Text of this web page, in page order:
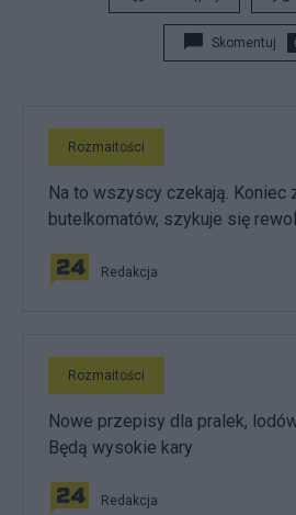
Skomentuj
Rozmaitości
Na to wszyscy czekają. Koniec
butelkomatów, szykuje się
Redakcja
Rozmaitości
Nowe przepisy dla pralek,
Będą wysokie kary
Redakcja